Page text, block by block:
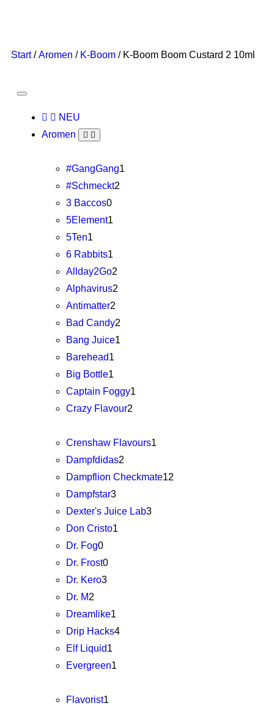
Start/Aromen / K-Boom / K-Boom Boom Custard 2 10ml
NEU
Aromen
#GangGang1
#Schmeckt2
3 Baccos0
5Element1
5Ten1
6 Rabbits1
Allday2Go2
Alphavirus2
Antimatter2
Bad Candy2
Bang Juice1
Barehead1
Big Bottle1
Captain Foggy1
Crazy Flavour2
Crenshaw Flavours1
Dampfdidas2
Dampflion Checkmate12
Dampfstar3
Dexter's Juice Lab3
Don Cristo1
Dr. Fog0
Dr. Frost0
Dr. Kero3
Dr. M2
Dreamlike1
Drip Hacks4
Elf Liquid1
Evergreen1
Flavorist1